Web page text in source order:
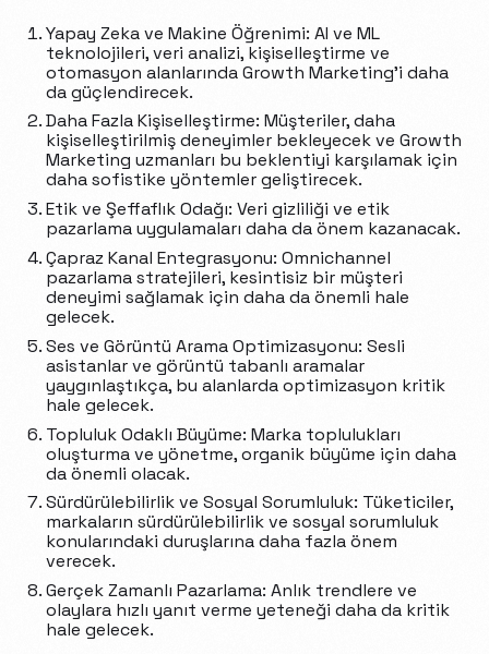
Yapay Zeka ve Makine Öğrenimi: AI ve ML
teknolojileri, veri analizi, kişiselleştirme ve
otomasyon alanlarında Growth Marketing’i daha
da güçlendirecek.
Daha Fazla Kişiselleştirme: Müşteriler, daha
kişiselleştirilmiş deneyimler bekleyecek ve Growth
Marketing uzmanları bu beklentiyi karşılamak için
daha sofistike yöntemler geliştirecek.
Etik ve Şeffaflık Odağı: Veri gizliliği ve etik
pazarlama uygulamaları daha da önem kazanacak.
Çapraz Kanal Entegrasyonu: Omnichannel
pazarlama stratejileri, kesintisiz bir müşteri
deneyimi sağlamak için daha da önemli hale
gelecek.
Ses ve Görüntü Arama Optimizasyonu: Sesli
asistanlar ve görüntü tabanlı aramalar
yaygınlaştıkça, bu alanlarda optimizasyon kritik
hale gelecek.
Topluluk Odaklı Büyüme: Marka toplulukları
oluşturma ve yönetme, organik büyüme için daha
da önemli olacak.
Sürdürülebilirlik ve Sosyal Sorumluluk: Tüketiciler,
markaların sürdürülebilirlik ve sosyal sorumluluk
konularındaki duruşlarına daha fazla önem
verecek.
Gerçek Zamanlı Pazarlama: Anlık trendlere ve
olaylara hızlı yanıt verme yeteneği daha da kritik
hale gelecek.